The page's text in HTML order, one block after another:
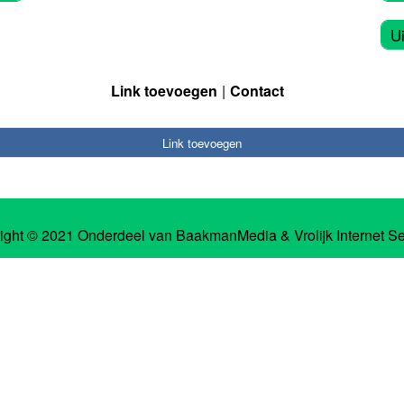
Link toevoegen Contact
Link toevoegen
© 2021 Onderdeel van BaakmanMedia& Vrolijk Internet